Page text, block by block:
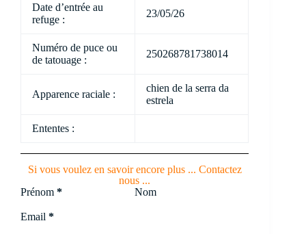
Date d’entrée au
refuge :
23/05/26
Numéro de puce ou
de tatouage :
250268781738014
Apparence raciale :
chien de la serra da
estrela
Ententes :
Si vous voulez en savoir encore plus ... Contactez
nous ...
Section
Prénom * Nom
Email *